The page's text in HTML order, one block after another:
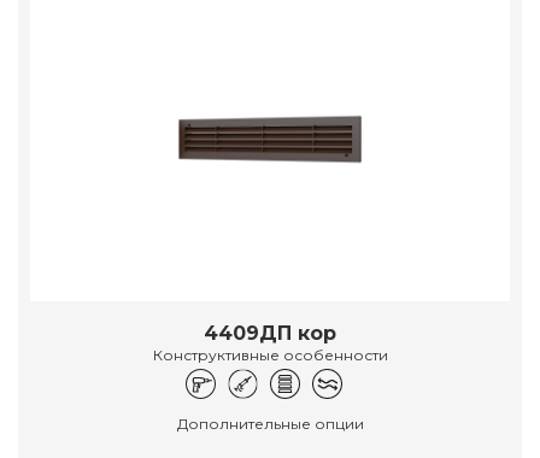
4409ДП кор
Конструктивные особенности
Дополнительные опции